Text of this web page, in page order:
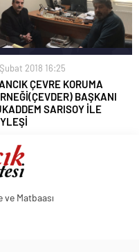
2018 16:25
ÇEVRE KORUMA
BAŞKANI
SARISOY İLE
ve Matbaası